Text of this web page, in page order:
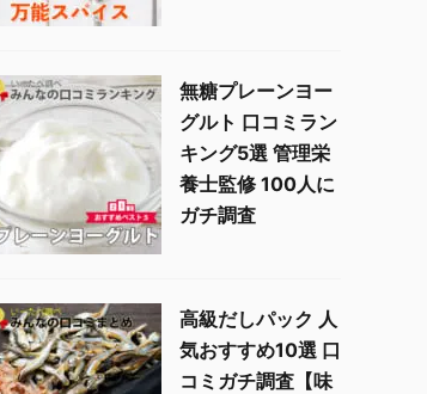
無糖プレーンヨー
グルト 口コミラン
キング5選 管理栄
養士監修 100人に
ガチ調査
高級だしパック 人
気おすすめ10選 口
コミガチ調査【味